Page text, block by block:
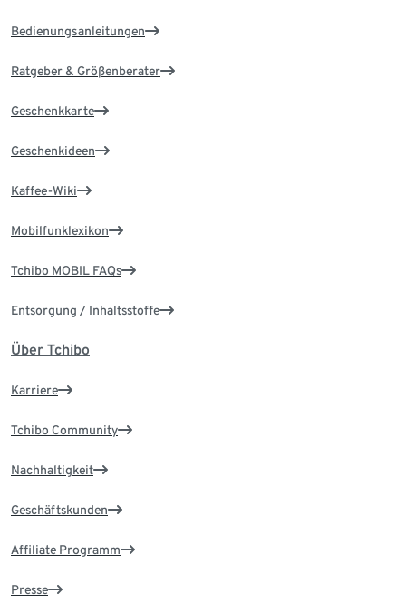
Bedienungsanleitungen
Ratgeber & Größenberater
Geschenkkarte
Geschenkideen
Kaffee-Wiki
Mobilfunklexikon
Tchibo MOBIL FAQs
Entsorgung / Inhaltsstoffe
Über Tchibo
Karriere
Tchibo Community
Nachhaltigkeit
Geschäftskunden
Affiliate Programm
Presse